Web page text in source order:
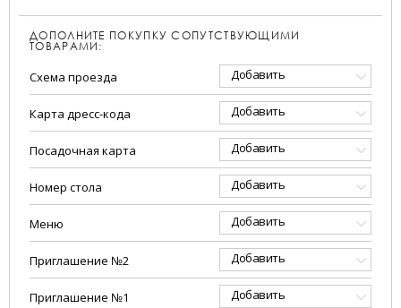
ДОПОЛНИТЕ ПОКУПКУ СОПУТСТВУЮЩИМИ
ТОВАРАМИ:
Схема проезда Добавить
Карта дресс-кода Добавить
Посадочная карта Добавить
Номер стола Добавить
Меню Добавить
Приглашение №2 Добавить
Приглашение №1 Добавить